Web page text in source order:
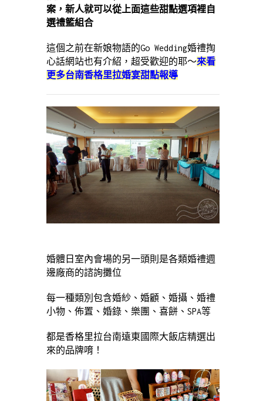
案，新人就可以從上面這些甜點選項裡自
選禮籃組合
這個之前在新娘物語的Go Wedding婚禮掏
心話網站也有介紹，超受歡迎的耶～來看
更多台南香格里拉婚宴甜點報導
婚體日室內會場的另一頭則是各類婚禮週
邊廠商的諮詢攤位
每一種類別包含婚紗、婚顧、婚攝、婚禮
小物、佈置、婚錄、樂團、喜餅、SPA等
都是香格里拉台南遠東國際大飯店精選出
來的品牌唷！